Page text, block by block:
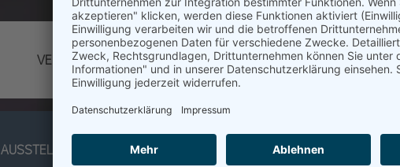
VERANSTALTER & AGENTUREN
AUSSTELLER VON MESSEN & KONGRESSEN